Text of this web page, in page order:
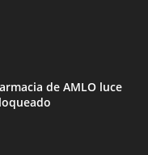
de AMLO luce